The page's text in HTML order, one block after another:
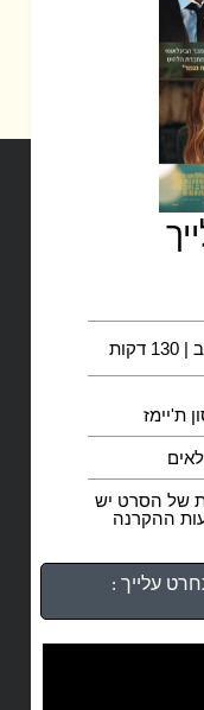
ת'יימז
של הסרט יש
ההקרנה
עלייך :